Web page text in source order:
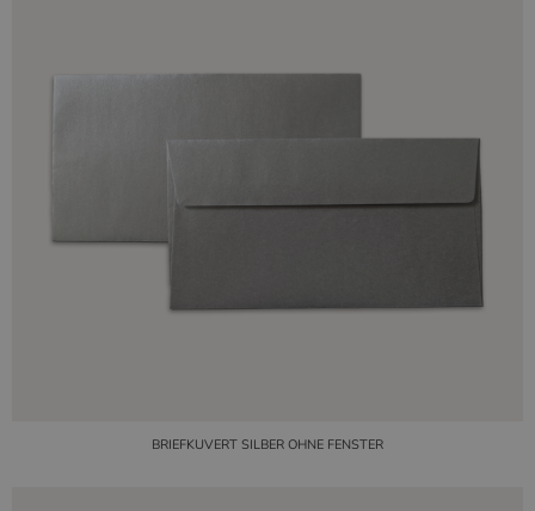
BRIEFKUVERT SILBER OHNE FENSTER